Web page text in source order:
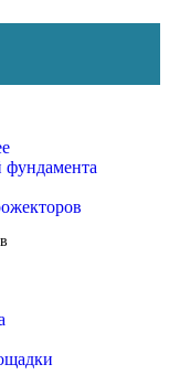
фундамента